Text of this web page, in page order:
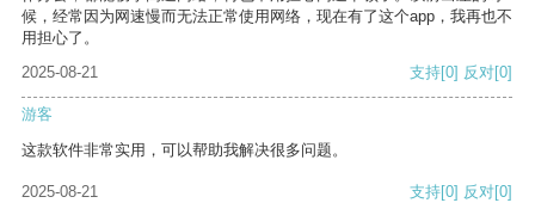
候，经常因为网速慢而无法正常使用网络，现在有了这个app，我再也不
用担心了。
2025-08-21
支持[0] 反对[0]
游客
这款软件非常实用，可以帮助我解决很多问题。
2025-08-21 支持[0] 反对[0]